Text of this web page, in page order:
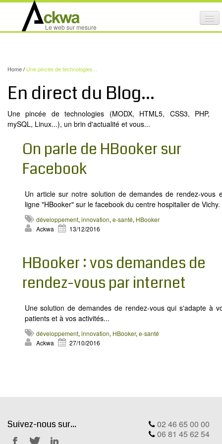
le
Le web sur mesure
MAINTENANCE DE SITES INTERNET
NOS PRODUITS
AUDIT D’ACCESSIBILITÉ INTERNET
RÉFÉRENCES
PARTENAIRES
MODX
CONTACT
Rechercher
Home/ Une pincée de technologies...
En direct du Blog...
Une pincée de technologies (MODX, HTML5, CSS3, PHP,
mySQL, Linux...), un brin d'actualité et vous...
On parle de HBooker sur
Facebook
Un article sur notre solution de demandes de rendez-vous
ligne "HBooker" sur le facebook du centre hospitalier de Vichy.
développement, innovation, e-santé, HBooker
Ackwa
13/12/2016
HBooker : vos demandes de
rendez-vous par internet
Une solution de demandes de rendez-vous qui s'adapte à
patients et à vos activités...
développement, innovation, HBooker, e-santé
Ackwa
27/10/2016
02 46 65 00 00
06 81 45 62 54
Suivez-nous sur...